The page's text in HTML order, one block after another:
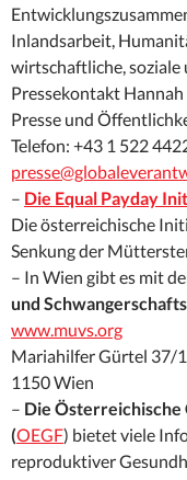
Inlandsarbeit,
wirtschaftliche, soziale
Pressekontakt
Presse und
Telefon: +43 1 522
– Die Equal Payday
Die österreichische
Senkung der
– In Wien gibt es mit
und
www.muvs.org
Mariahilfer Gürtel 37/
1150 Wien
– Die Österreichische
(OEGF) bietet viele
reproduktiver